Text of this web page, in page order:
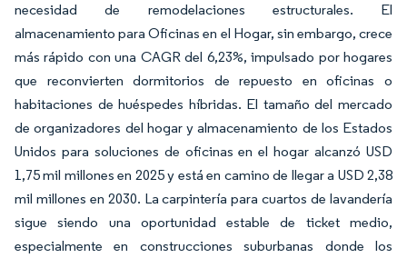
necesidad de remodelaciones estructurales. El
almacenamiento para Oficinas en el Hogar, sin embargo, crece
más rápido con una CAGR del 6,23%, impulsado por hogares
que reconvierten dormitorios de repuesto en oficinas o
habitaciones de huéspedes híbridas. El tamaño del mercado
de organizadores del hogar y almacenamiento de los Estados
Unidos para soluciones de oficinas en el hogar alcanzó USD
1,75 mil millones en 2025 y está en camino de llegar a USD 2,38
mil millones en 2030. La carpintería para cuartos de lavandería
sigue siendo una oportunidad estable de ticket medio,
especialmente en construcciones suburbanas donde los